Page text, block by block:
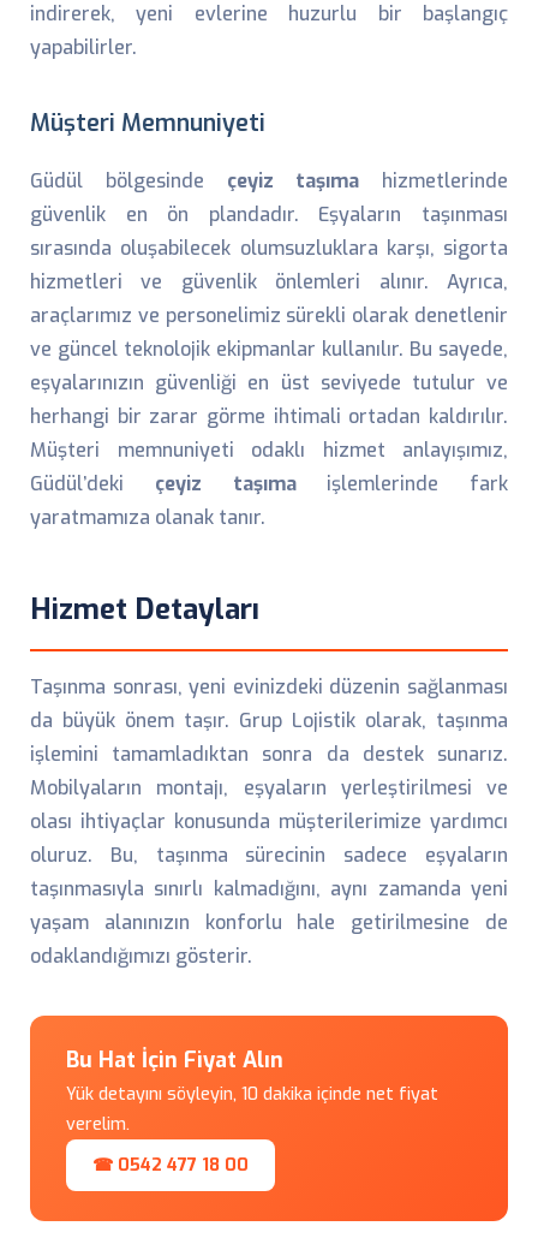
indirerek, yeni evlerine huzurlu bir başlangıç
yapabilirler.
Müşteri Memnuniyeti
Güdül bölgesinde çeyiz taşıma hizmetlerinde
güvenlik en ön plandadır. Eşyaların taşınması
sırasında oluşabilecek olumsuzluklara karşı, sigorta
hizmetleri ve güvenlik önlemleri alınır. Ayrıca,
araçlarımız ve personelimiz sürekli olarak denetlenir
ve güncel teknolojik ekipmanlar kullanılır. Bu sayede,
eşyalarınızın güvenliği en üst seviyede tutulur ve
herhangi bir zarar görme ihtimali ortadan kaldırılır.
Müşteri memnuniyeti odaklı hizmet anlayışımız,
Güdül’deki çeyiz taşımaişlemlerinde fark
yaratmamıza olanak tanır.
Hizmet Detayları
Taşınma sonrası, yeni evinizdeki düzenin sağlanması
da büyük önem taşır. Grup Lojistik olarak, taşınma
işlemini tamamladıktan sonra da destek sunarız.
Mobilyaların montajı, eşyaların yerleştirilmesi ve
olası ihtiyaçlar konusunda müşterilerimize yardımcı
oluruz. Bu, taşınma sürecinin sadece eşyaların
taşınmasıyla sınırlı kalmadığını, aynı zamanda yeni
yaşam alanınızın konforlu hale getirilmesine de
odaklandığımızı gösterir.
Bu Hat İçin Fiyat Alın
Yük detayını söyleyin, 10 dakika içinde net fiyat
verelim.
☎ 0542 477 18 00